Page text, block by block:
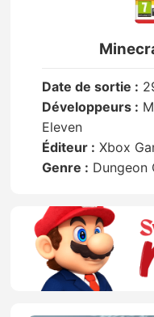
Date de sortie :
Développeurs :
Eleven
Éditeur : Xbox
Genre : Dungeon